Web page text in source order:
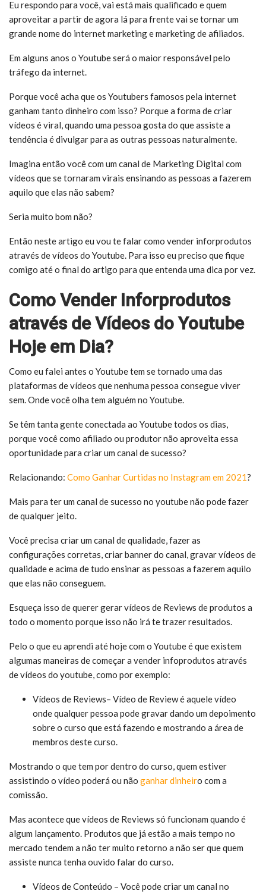
Eu respondo para você, vai está mais qualificado e quem
aproveitar a partir de agora lá para frente vai se tornar um
grande nome do internet marketing e marketing de afiliados.
Em alguns anos o Youtube será o maior responsável pelo
tráfego da internet.
Porque você acha que os Youtubers famosos pela internet
ganham tanto dinheiro com isso? Porque a forma de criar
vídeos é viral, quando uma pessoa gosta do que assiste a
tendência é divulgar para as outras pessoas naturalmente.
Imagina então você com um canal de Marketing Digital com
vídeos que se tornaram virais ensinando as pessoas a fazerem
aquilo que elas não sabem?
Seria muito bom não?
Então neste artigo eu vou te falar como vender inforprodutos
através de vídeos do Youtube. Para isso eu preciso que fique
comigo até o final do artigo para que entenda uma dica por vez.
Como Vender Inforprodutos
através de Vídeos do Youtube
Hoje em Dia?
Como eu falei antes o Youtube tem se tornado uma das
plataformas de vídeos que nenhuma pessoa consegue viver
sem. Onde você olha tem alguém no Youtube.
Se têm tanta gente conectada ao Youtube todos os dias,
porque você como afiliado ou produtor não aproveita essa
oportunidade para criar um canal de sucesso?
Relacionando: Como Ganhar Curtidas no Instagram em 2021?
Mais para ter um canal de sucesso no youtube não pode fazer
de qualquer jeito.
Você precisa criar um canal de qualidade, fazer as
configurações corretas, criar banner do canal, gravar vídeos de
qualidade e acima de tudo ensinar as pessoas a fazerem aquilo
que elas não conseguem.
Esqueça isso de querer gerar vídeos de Reviews de produtos a
todo o momento porque isso não irá te trazer resultados.
Pelo o que eu aprendi até hoje com o Youtube é que existem
algumas maneiras de começar a vender infoprodutos através
de vídeos do youtube, como por exemplo:
Vídeos de Reviews– Vídeo de Review é aquele vídeo
onde qualquer pessoa pode gravar dando um depoimento
sobre o curso que está fazendo e mostrando a área de
membros deste curso.
Mostrando o que tem por dentro do curso, quem estiver
assistindo o vídeo poderá ou não ganhar dinheiro com a
comissão.
Mas acontece que vídeos de Reviews só funcionam quando é
algum lançamento. Produtos que já estão a mais tempo no
mercado tendem a não ter muito retorno a não ser que quem
assiste nunca tenha ouvido falar do curso.
Vídeos de Conteúdo – Você pode criar um canal no